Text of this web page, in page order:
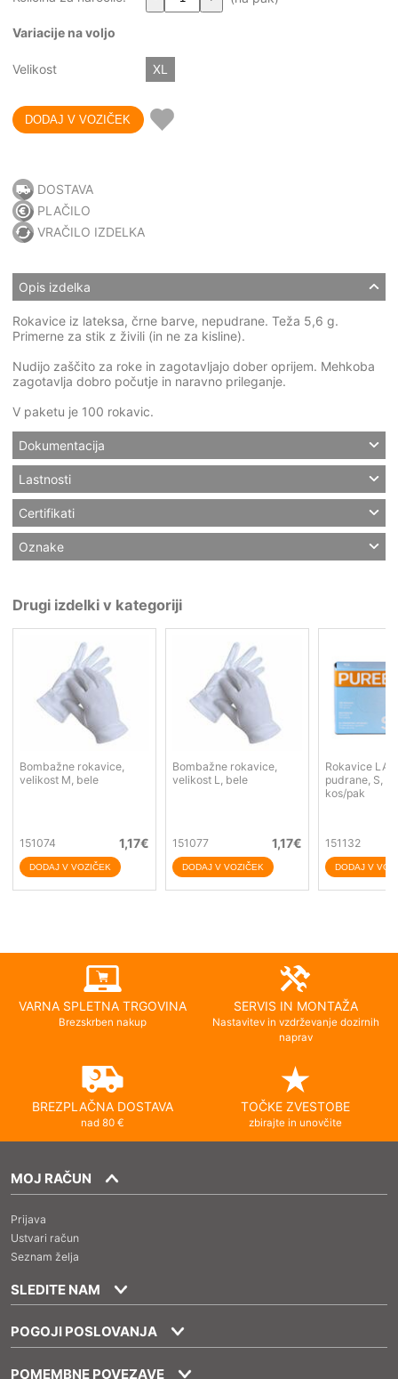
Variacije na voljo
Velikost XL
DOSTAVA
PLAČILO
VRAČILO IZDELKA
Opis izdelka
Rokavice iz lateksa, črne barve, nepudrane. Teža 5,6 g.
Primerne za stik z živili (in ne za kisline).
Nudijo zaščito za roke in zagotavljajo dober oprijem. Mehkoba
zagotavlja dobro počutje in naravno prileganje.
V paketu je 100 rokavic.
Dokumentacija
Lastnosti
Certifikati
Oznake
Drugi izdelki v kategoriji
Bombažne rokavice,
velikost M, bele
151074 1,17€
Bombažne rokavice,
velikost L, bele
151077 1,17€
Rokavice
pudrane, S,
kos/pak
151132
VARNA SPLETNA TRGOVINA
Brezskrben nakup
SERVIS IN MONTAŽA
Nastavitev in vzdrževanje dozirnih
naprav
BREZPLAČNA DOSTAVA
nad 80 €
TOČKE ZVESTOBE
zbirajte in unovčite
MOJ RAČUN
Prijava
Ustvari račun
Seznam želja
SLEDITE NAM
POGOJI POSLOVANJA
POMEMBNE POVEZAVE